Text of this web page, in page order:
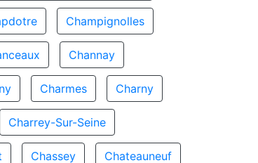
Champignolles
Channay
Charmes Charny
Charrey-Sur-Seine
Chassey Chateauneuf